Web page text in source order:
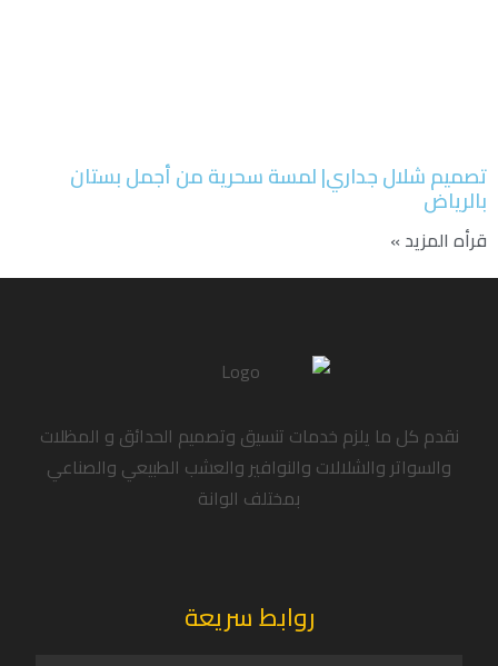
تصميم شلال جداري| لمسة سحرية من أجمل بستان
بالرياض
قرأه المزيد »
نقدم كل ما يلزم خدمات تنسيق وتصميم الحدائق و المظلات
والسواتر والشلالات والنوافير والعشب الطبيعي والصناعي
بمختلف الوانة
روابط سريعة